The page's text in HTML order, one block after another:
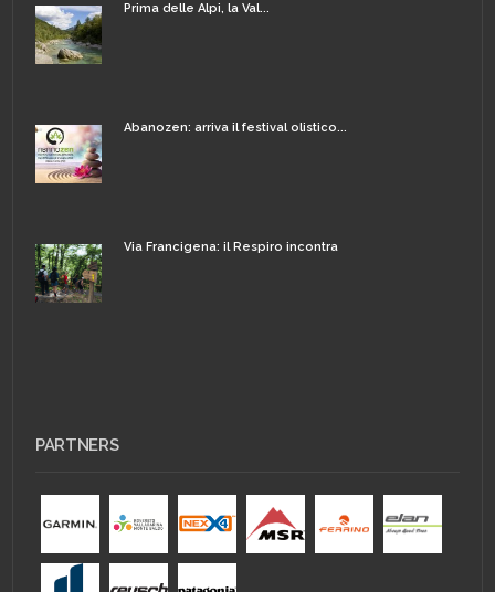
Prima delle Alpi, la Val...
Abanozen: arriva il festival olistico...
Via Francigena: il Respiro incontra
PARTNERS